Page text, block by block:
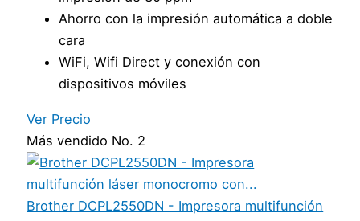
Ahorro con la impresión automática a doble
cara
WiFi, Wifi Direct y conexión con
dispositivos móviles
Ver Precio
Más vendido No. 2
Brother DCPL2550DN - Impresora multifunción